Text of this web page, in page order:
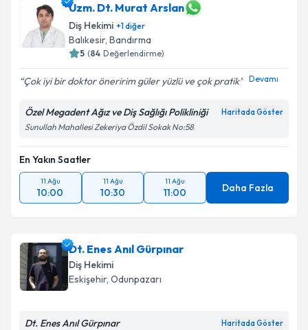
Uzm. Dt. Murat Arslan
Diş Hekimi +1diğer
Balıkesir, Bandırma
5 (84 Değerlendirme)
Çok iyi bir doktor öneririm güler yüzlü ve çok pratik Devamı
Özel Megadent Ağız ve Diş Sağlığı Polikliniği Haritada Göster
Sunullah Mahallesi Zekeriya Özdil Sokak No:58
En Yakın Saatler
11 Ağu
10:00
11 Ağu
10:30
11 Ağu
11:00 Daha Fazla
Dt. Enes Anıl Gürpınar
Diş Hekimi
Eskişehir, Odunpazarı
Dt. Enes Anıl Gürpınar Haritada Göster